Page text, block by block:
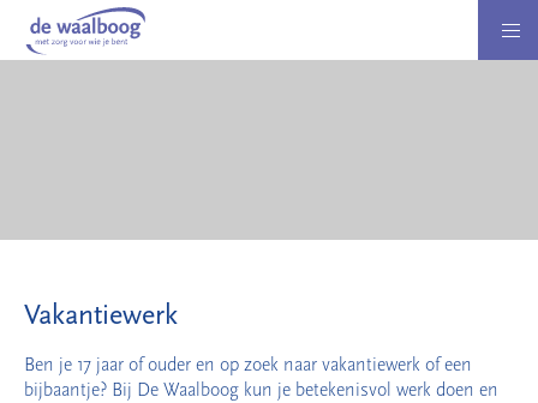
Vakantiewerk
Ben je 17 jaar of ouder en op zoek naar vakantiewerk of een
bijbaantje? Bij De Waalboog kun je betekenisvol werk doen en